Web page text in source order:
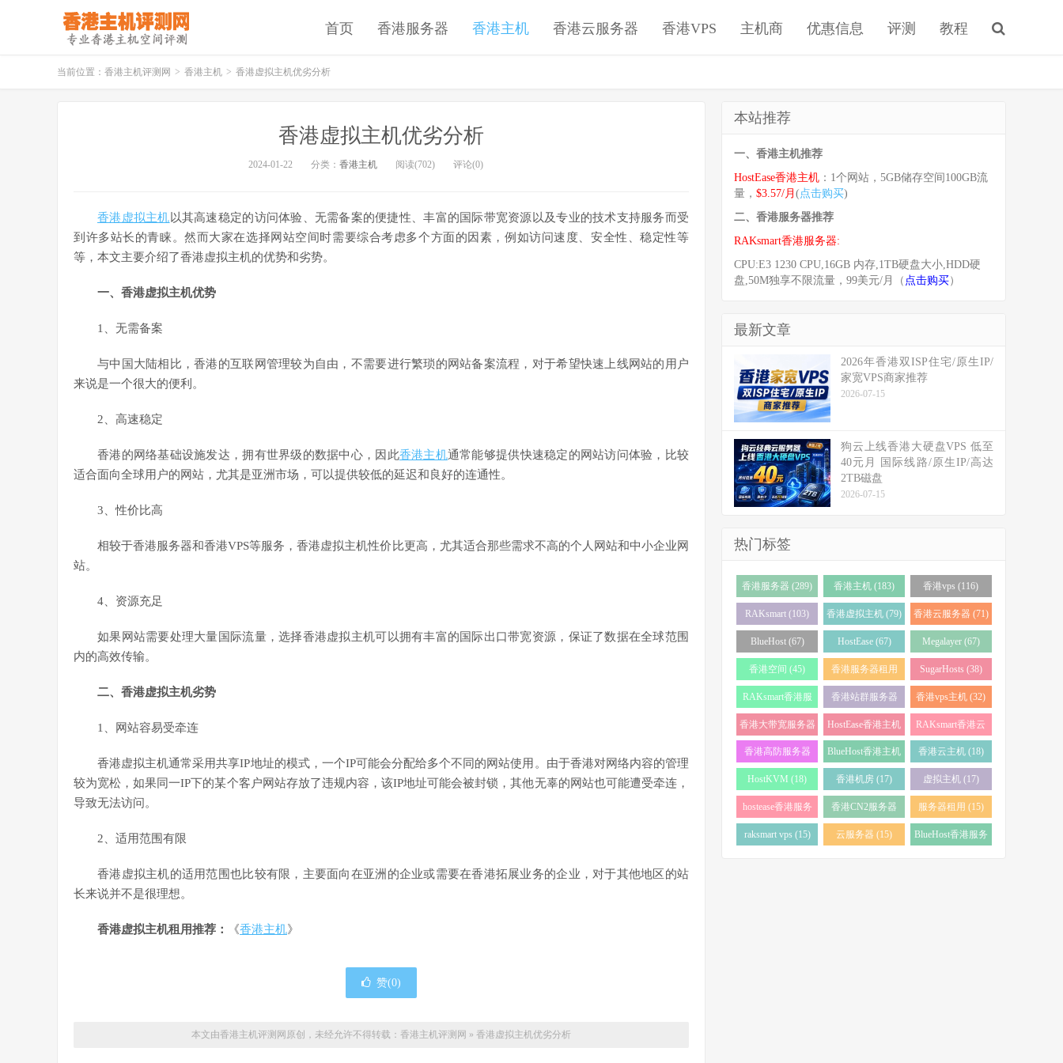
首页 香港服务器 香港主机 香港云服务器 香港VPS 主机商 优惠信息 评测 教程
当前位置： 香港主机评测网 > 香港主机 > 香港虚拟主机优劣分析
香港虚拟主机优劣分析
2024-01-22 分类： 香港主机 阅读(702) 评论(0)
香港虚拟主机 以其高速稳定的访问体验、无需备案的便捷性、丰富的国际带宽资源以及专业的技术支持服务而受
到许多站长的青睐。然而大家在选择网站空间时需要综合考虑多个方面的因素，例如访问速度、安全性、稳定性等
等，本文主要介绍了香港虚拟主机的优势和劣势。
一、香港虚拟主机优势
1、无需备案
与中国大陆相比，香港的互联网管理较为自由，不需要进行繁琐的网站备案流程，对于希望快速上线网站的用户
来说是一个很大的便利。
2、高速稳定
香港的网络基础设施发达，拥有世界级的数据中心，因此香港主机通常能够提供快速稳定的网站访问体验，比较
适合面向全球用户的网站，尤其是亚洲市场，可以提供较低的延迟和良好的连通性。
3、性价比高
相较于香港服务器和香港VPS等服务，香港虚拟主机性价比更高，尤其适合那些需求不高的个人网站和中小企业网
站。
4、资源充足
如果网站需要处理大量国际流量，选择香港虚拟主机可以拥有丰富的国际出口带宽资源，保证了数据在全球范围
内的高效传输。
二、香港虚拟主机劣势
1、网站容易受牵连
香港虚拟主机通常采用共享IP地址的模式，一个IP可能会分配给多个不同的网站使用。由于香港对网络内容的管理
较为宽松，如果同一IP下的某个客户网站存放了违规内容，该IP地址可能会被封锁，其他无辜的网站也可能遭受牵连，
导致无法访问。
2、适用范围有限
香港虚拟主机的适用范围也比较有限，主要面向在亚洲的企业或需要在香港拓展业务的企业，对于其他地区的站
长来说并不是很理想。
香港虚拟主机租用推荐： 《香港主机》
赞(0)
本文由香港主机评测网原创，未经允许不得转载： 香港主机评测网 » 香港虚拟主机优劣分析
本站推荐
一、香港主机推荐
HostEase香港主机 ：1个网站，5GB储存空间100GB流
量， $3.57/月 ( 点击购买)
二、香港服务器推荐
RAKsmart香港服务器:
CPU:E3 1230 CPU,16GB 内存,1TB硬盘大小,HDD硬
盘,50M独享不限流量，99美元/月（ 点击购买）
最新文章
2026年香港双ISP住宅/原生IP/
家宽VPS商家推荐
2026-07-15
狗云上线香港大硬盘VPS 低至
40元月 国际线路/原生IP/高达
2TB磁盘
2026-07-15
热门标签
香港服务器 (289) 香港主机 (183) 香港vps (116)
RAKsmart (103) 香港虚拟主机 (79) 香港云服务器 (71)
BlueHost (67) HostEase (67) Megalayer (67)
香港空间 (45)
香港服务器租用
(43)
SugarHosts (38)
RAKsmart香港服
务器 (38)
香港站群服务器
(34)
香港vps主机 (32)
香港大带宽服务器
(32)
HostEase香港主机
(28)
RAKsmart香港云
服务器 (23)
香港高防服务器
(22)
BlueHost香港主机
(21)
香港云主机 (18)
HostKVM (18) 香港机房 (17) 虚拟主机 (17)
hostease香港服务
器 (17)
香港CN2服务器
(17)
服务器租用 (15)
raksmart vps (15) 云服务器 (15)
BlueHost香港服务